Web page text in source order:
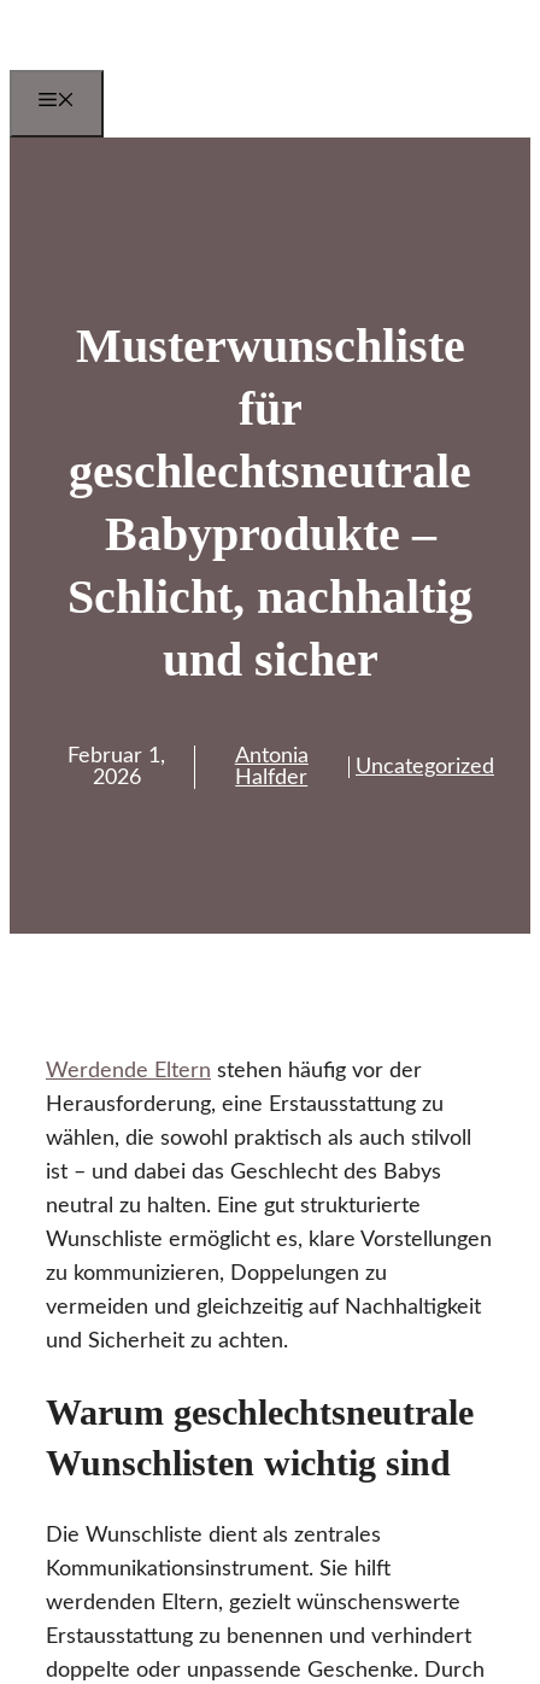
springen
Musterwunschliste
für
geschlechtsneutrale
Babyprodukte –
Schlicht, nachhaltig
und sicher
Februar 1,
2026
Antonia
Halfder
Uncategorized
Werdende Eltern stehen häufig vor der
Herausforderung, eine Erstausstattung zu
wählen, die sowohl praktisch als auch stilvoll
ist – und dabei das Geschlecht des Babys
neutral zu halten. Eine gut strukturierte
Wunschliste ermöglicht es, klare Vorstellungen
zu kommunizieren, Doppelungen zu
vermeiden und gleichzeitig auf Nachhaltigkeit
und Sicherheit zu achten.
Warum geschlechtsneutrale
Wunschlisten wichtig sind
Die Wunschliste dient als zentrales
Kommunikationsinstrument. Sie hilft
werdenden Eltern, gezielt wünschenswerte
Erstausstattung zu benennen und verhindert
doppelte oder unpassende Geschenke. Durch